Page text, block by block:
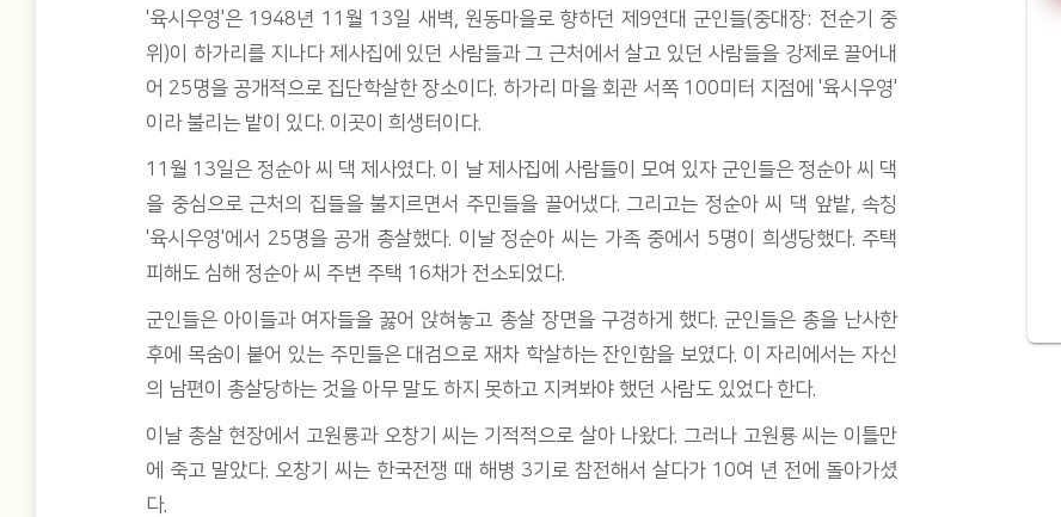
'육시우영'은 1948년 11월 13일 새벽, 원동마을로 향하던 제9연대 군인들(중대장: 전순기 중
위)이 하가리를 지나다 제사집에 있던 사람들과 그 근처에서 살고 있던 사람들을 강제로 끌어내
어 25명을 공개적으로 집단학살한 장소이다. 하가리 마을 회관 서쪽 100미터 지점에 '육시우영'​
이라 불리는 밭이 있다. 이곳이 희생터이다.
11월 13일은 정순아 씨 댁 제사였다. 이 날 제사집에 사람들이 모여 있자 군인들은 정순아 씨 댁
을 중심으로 근처의 집들을 불지르면서 주민들을 끌어냈다. 그리고는 정순아 씨 댁 앞밭, 속칭
'육시우영'​에서 25명을 공개 총살했다. 이날 정순아 씨는 가족 중에서 5명이 희생당했다. 주택
피해도 심해 정순아 씨 주변 주택 16채가 전소되었다.
군인들은 아이들과 여자들을 꿇어 앉혀놓고 총살 장면을 구경하게 했다. 군인들은 총을 난사한
후에 목숨이 붙어 있는 주민들은 대검으로 재차 학살하는 잔인함을 보였다. 이 자리에서는 자신
의 남편이 총살당하는 것을 아무 말도 하지 못하고 지켜봐야 했던 사람도 있었다 한다.
이날 총살 현장에서 고원룡과 오창기 씨는 기적적으로 살아 나왔다. 그러나 고원룡 씨는 이틀만
에 죽고 말았다. 오창기 씨는 한국전쟁 때 해병 3기로 참전해서 살다가 10여 년 전에 돌아가셨
다.